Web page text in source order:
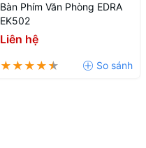
Bàn Phím Văn Phòng EDRA
EK502
Liên hệ